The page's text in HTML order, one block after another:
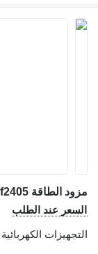
مزود الطاقة Telemecanique abl 6rf2405 لـ معدات طبية
السعر عند الطلب
التجهيزات